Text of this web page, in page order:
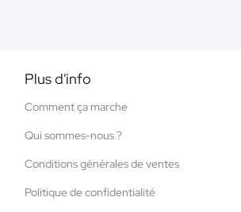
Plus d'info
Comment ça marche
Qui sommes-nous ?
Conditions générales de ventes
Politique de confidentialité